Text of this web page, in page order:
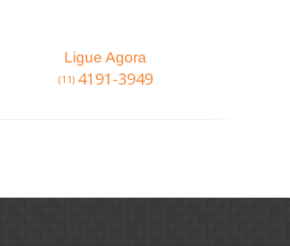
Ligue Agora
(11) 4191-3949